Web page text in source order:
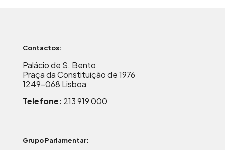
Contactos:
Palácio de S. Bento
Praça da Constituição de 1976
1249-068 Lisboa
Telefone: 213 919 000
Grupo Parlamentar: